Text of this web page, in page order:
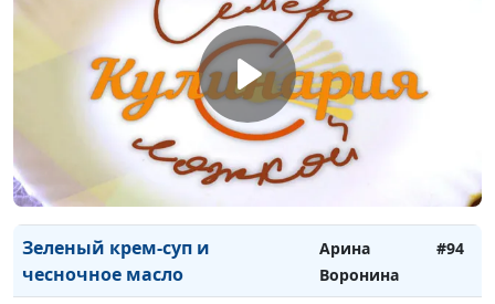
Лазанья с грибами
Арина
Воронина
Киш с брокколи
Арина
Воронина
Картофельный пирог и
томатный смузи с базиликом
Арина
Зеленый крем-суп и
чесночное масло
Арина
Воронина
#94